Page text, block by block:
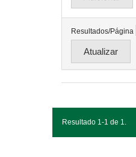
Resultados/Página
Resultado 1-1 de 1.